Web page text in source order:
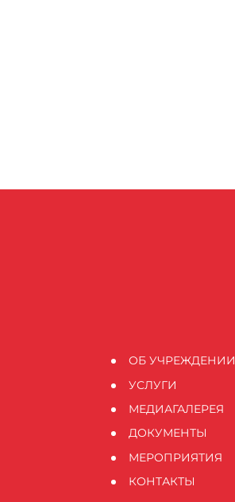
ОБ УЧРЕЖДЕНИИ
УСЛУГИ
МЕДИАГАЛЕРЕЯ
ДОКУМЕНТЫ
МЕРОПРИЯТИЯ
КОНТАКТЫ